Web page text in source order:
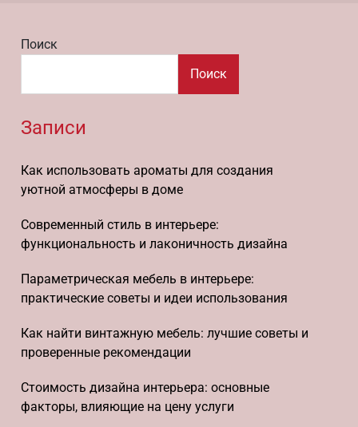
Поиск
Поиск
Записи
Как использовать ароматы для создания
уютной атмосферы в доме
Современный стиль в интерьере:
функциональность и лаконичность дизайна
Параметрическая мебель в интерьере:
практические советы и идеи использования
Как найти винтажную мебель: лучшие советы и
проверенные рекомендации
Стоимость дизайна интерьера: основные
факторы, влияющие на цену услуги